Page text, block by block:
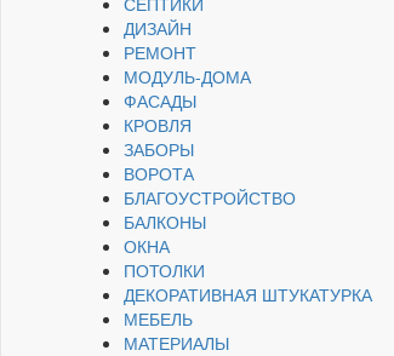
ДИЗАЙН
РЕМОНТ
МОДУЛЬ-ДОМА
ФАСАДЫ
КРОВЛЯ
ЗАБОРЫ
ВОРОТА
БЛАГОУСТРОЙСТВО
БАЛКОНЫ
ОКНА
ПОТОЛКИ
ДЕКОРАТИВНАЯ ШТУКАТУРКА
МЕБЕЛЬ
МАТЕРИАЛЫ